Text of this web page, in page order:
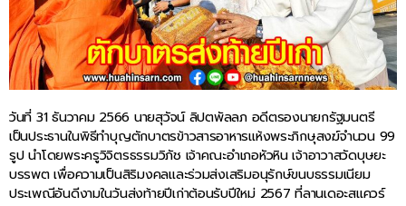
วันที่ 31 ธันวาคม 2566 นายสุวัจน์ ลิปตพัลลภ อดีตรองนายกรัฐมนตรี
เป็นประธานในพิธีทำบุญตักบาตรข้าวสารอาหารแห้งพระภิกษุสงฆ์จำนวน 99
รูป นำโดยพระครูวิจิตรธรรมวิภัช เจ้าคณะอำเภอหัวหิน เจ้าอาวาสวัดบุษยะ
บรรพต เพื่อความเป็นสิริมงคลและร่วมส่งเสริมอนุรักษ์ขนบธรรมเนียม
ประเพณีอันดีงามในวันส่งท้ายปีเก่าต้อนรับปีใหม่ 2567 ที่ลานเดอะสแควร์